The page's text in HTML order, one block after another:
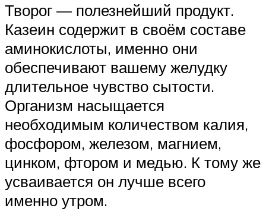
Творог — полезнейший продукт.
Казеин содержит в своём составе
аминокислоты, именно они
обеспечивают вашему желудку
длительное чувство сытости.
Организм насыщается
необходимым количеством калия,
фосфором, железом, магнием,
цинком, фтором и медью. К тому же
усваивается он лучше всего
именно утром.